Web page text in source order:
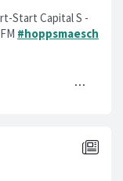
Start Capital S -
#hoppsmaesch